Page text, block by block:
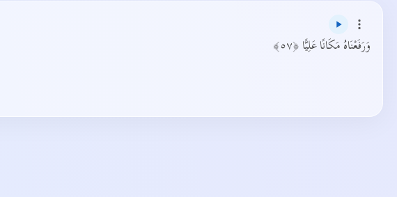
وَرَفَعْنَاهُ مَكَانًا عَلِيًّا ﴿٥٧﴾